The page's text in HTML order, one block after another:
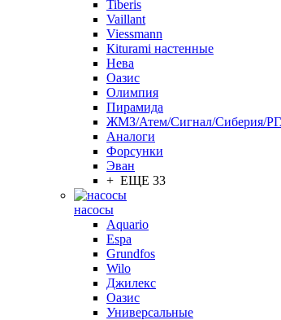
Tiberis
Vaillant
Viessmann
Кiturami настенные
Нева
Оазис
Олимпия
Пирамида
ЖМЗ/Атем/Сигнал/Сиберия/
Aналоги
Форсунки
Эван
+ ЕЩЕ 33
насосы
Aquario
Espa
Grundfos
Wilo
Джилекс
Оазис
Универсальные